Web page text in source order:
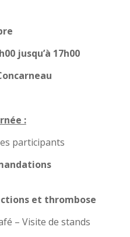
jusqu’à 17h00
:
participants
et thrombose
– Visite de stands